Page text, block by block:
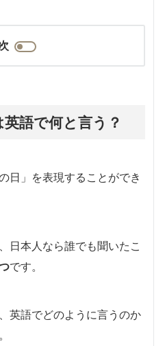
英語で何と言う？
日」を表現することができ
日本人なら誰でも聞いたこ
です。
英語でどのように言うのか